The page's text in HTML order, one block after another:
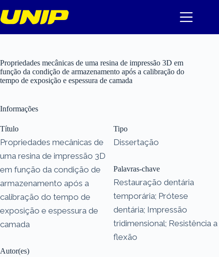
para
o
Propriedades mecânicas de uma resina de impressão 3D em
função da condição de armazenamento após a calibração do
tempo de exposição e espessura de camada
Informações
Título
Propriedades mecânicas de
uma resina de impressão 3D
em função da condição de
armazenamento após a
calibração do tempo de
exposição e espessura de
camada
Autor(es)
Tipo
Dissertação
Palavras-chave
Restauração dentária
temporária; Prótese
dentária; Impressão
tridimensional; Resistência a
flexão